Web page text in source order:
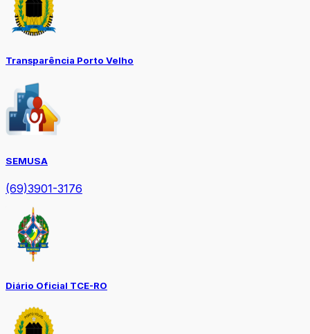
Transparência Porto Velho
SEMUSA
(69)3901-3176
Diário Oficial TCE-RO